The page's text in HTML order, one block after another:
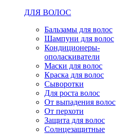
ДЛЯ ВОЛОС
Бальзамы для волос
Шампуни для волос
Кондиционеры-
ополаскиватели
Маски для волос
Краска для волос
Сыворотки
Для роста волос
От выпадения волос
От перхоти
Защита для волос
Солнцезащитные